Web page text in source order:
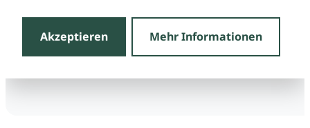
Akzeptieren Mehr Informationen